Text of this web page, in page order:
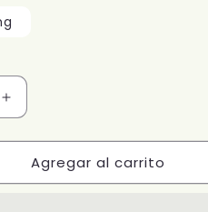
Aumentar
cantidad
para
FLEX-
A-
Agregar al carrito